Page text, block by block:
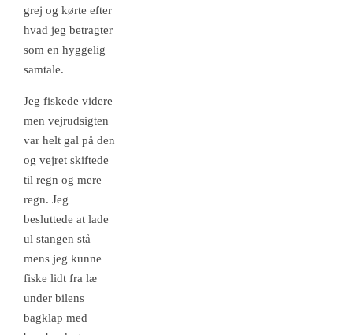
grej og kørte efter
hvad jeg betragter
som en hyggelig
samtale.
Jeg fiskede videre
men vejrudsigten
var helt gal på den
og vejret skiftede
til regn og mere
regn. Jeg
besluttede at lade
ul stangen stå
mens jeg kunne
fiske lidt fra læ
under bilens
bagklap med